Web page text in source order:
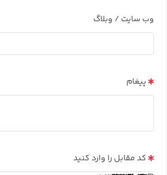
وب سایت / وبلاگ
پیغام
کد مقابل را وارد کنید